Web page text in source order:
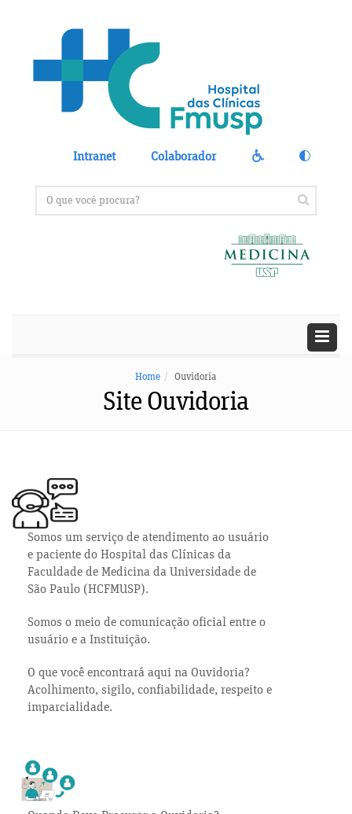
Intranet Colaborador
Home Ouvidoria
Site Ouvidoria
Somos um serviço de atendimento ao usuário
e paciente do Hospital das Clínicas da
Faculdade de Medicina da Universidade de
São Paulo (HCFMUSP).
Somos o meio de comunicação oficial entre o
usuário e a Instituição.
O que você encontrará aqui na Ouvidoria?
Acolhimento, sigilo, confiabilidade, respeito e
imparcialidade.